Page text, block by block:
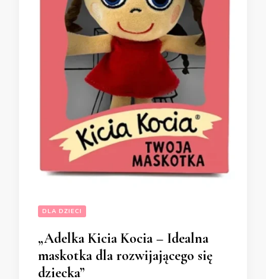
DLA DZIECI
„Adelka Kicia Kocia – Idealna
maskotka dla rozwijającego się
dziecka”